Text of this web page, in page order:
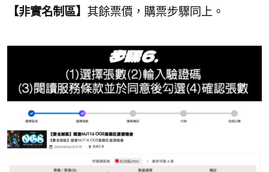
【非實名制區】 其餘票價，購票步驟同上。